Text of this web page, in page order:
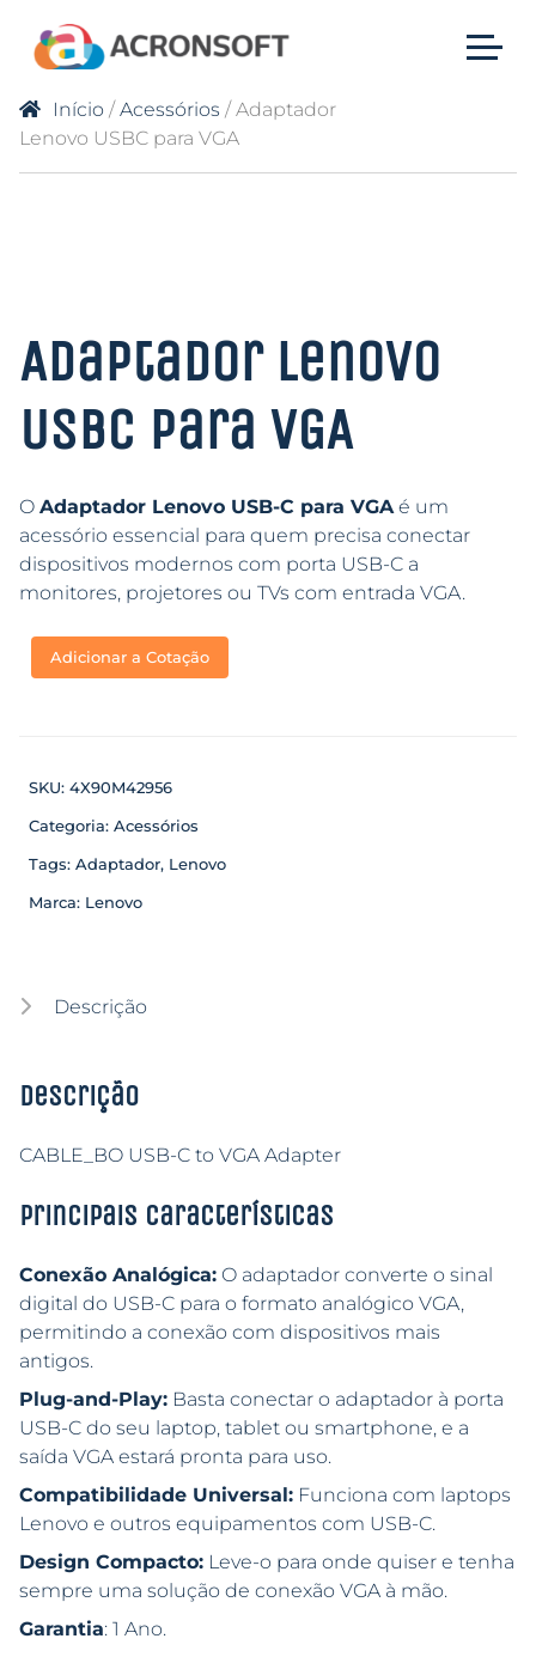
Início /Acessórios / Adaptador
Lenovo USBC para VGA
Adaptador Lenovo
USBC para VGA
O Adaptador Lenovo USB-C para VGAé um
acessório essencial para quem precisa conectar
dispositivos modernos com porta USB-C a
monitores, projetores ou TVs com entrada VGA.
Adicionar a Cotação
SKU: 4X90M42956
Categoria: Acessórios
Tags: Adaptador, Lenovo
Marca: Lenovo
Descrição
Descrição
CABLE_BO USB-C to VGA Adapter
Principais características
Conexão Analógica: O adaptador converte o sinal
digital do USB-C para o formato analógico VGA,
permitindo a conexão com dispositivos mais
antigos.
Plug-and-Play: Basta conectar o adaptador à porta
USB-C do seu laptop, tablet ou smartphone, e a
saída VGA estará pronta para uso.
Compatibilidade Universal: Funciona com laptops
Lenovo e outros equipamentos com USB-C.
Design Compacto: Leve-o para onde quiser e tenha
sempre uma solução de conexão VGA à mão.
Garantia: 1 Ano.